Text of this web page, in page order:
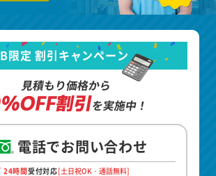
限定 割引キャンペーン
見積もり価格から
割引を実施中！
電話でお問い合わせ
24時間受付対応[土日祝OK・通話無料]